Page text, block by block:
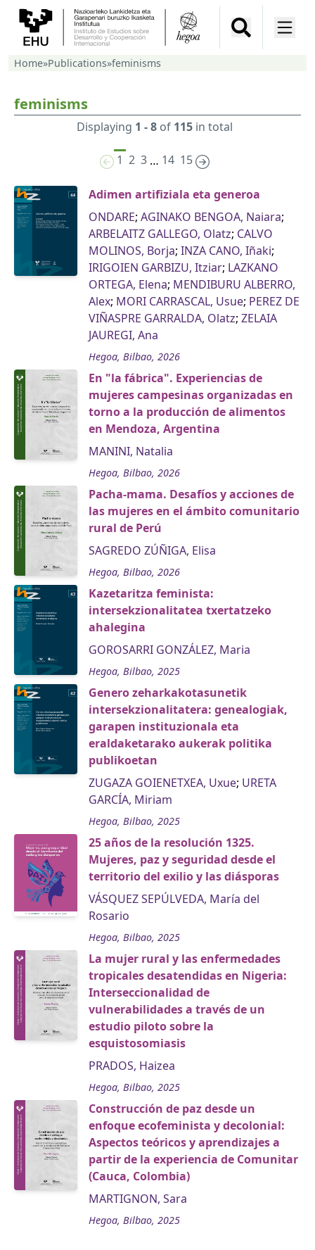
Home»Publications»feminisms
feminisms
Displaying 1 - 8 of 115 in total
1 2 3 … 14 15
Adimen artifiziala eta generoa
ONDARE; AGINAKO BENGOA, Naiara;
ARBELAITZ GALLEGO, Olatz; CALVO
MOLINOS, Borja; INZA CANO, Iñaki;
IRIGOIEN GARBIZU, Itziar; LAZKANO
ORTEGA, Elena; MENDIBURU ALBERRO,
Alex; MORI CARRASCAL, Usue; PEREZ DE
VIÑASPRE GARRALDA, Olatz; ZELAIA
JAUREGI, Ana
Hegoa, Bilbao, 2026
En "la fábrica". Experiencias de
mujeres campesinas organizadas en
torno a la producción de alimentos
en Mendoza, Argentina
MANINI, Natalia
Hegoa, Bilbao, 2026
Pacha-mama. Desafíos y acciones de
las mujeres en el ámbito comunitario
rural de Perú
SAGREDO ZÚÑIGA, Elisa
Hegoa, Bilbao, 2026
Kazetaritza feminista:
intersekzionalitatea txertatzeko
ahalegina
GOROSARRI GONZÁLEZ, Maria
Hegoa, Bilbao, 2025
Genero zeharkakotasunetik
intersekzionalitatera: genealogiak,
garapen instituzionala eta
eraldaketarako aukerak politika
publikoetan
ZUGAZA GOIENETXEA, Uxue; URETA
GARCÍA, Miriam
Hegoa, Bilbao, 2025
25 años de la resolución 1325.
Mujeres, paz y seguridad desde el
territorio del exilio y las diásporas
VÁSQUEZ SEPÚLVEDA, María del
Rosario
Hegoa, Bilbao, 2025
La mujer rural y las enfermedades
tropicales desatendidas en Nigeria:
Interseccionalidad de
vulnerabilidades a través de un
estudio piloto sobre la
esquistosomiasis
PRADOS, Haizea
Hegoa, Bilbao, 2025
Construcción de paz desde un
enfoque ecofeminista y decolonial:
Aspectos teóricos y aprendizajes a
partir de la experiencia de Comunitar
(Cauca, Colombia)
MARTIGNON, Sara
Hegoa, Bilbao, 2025